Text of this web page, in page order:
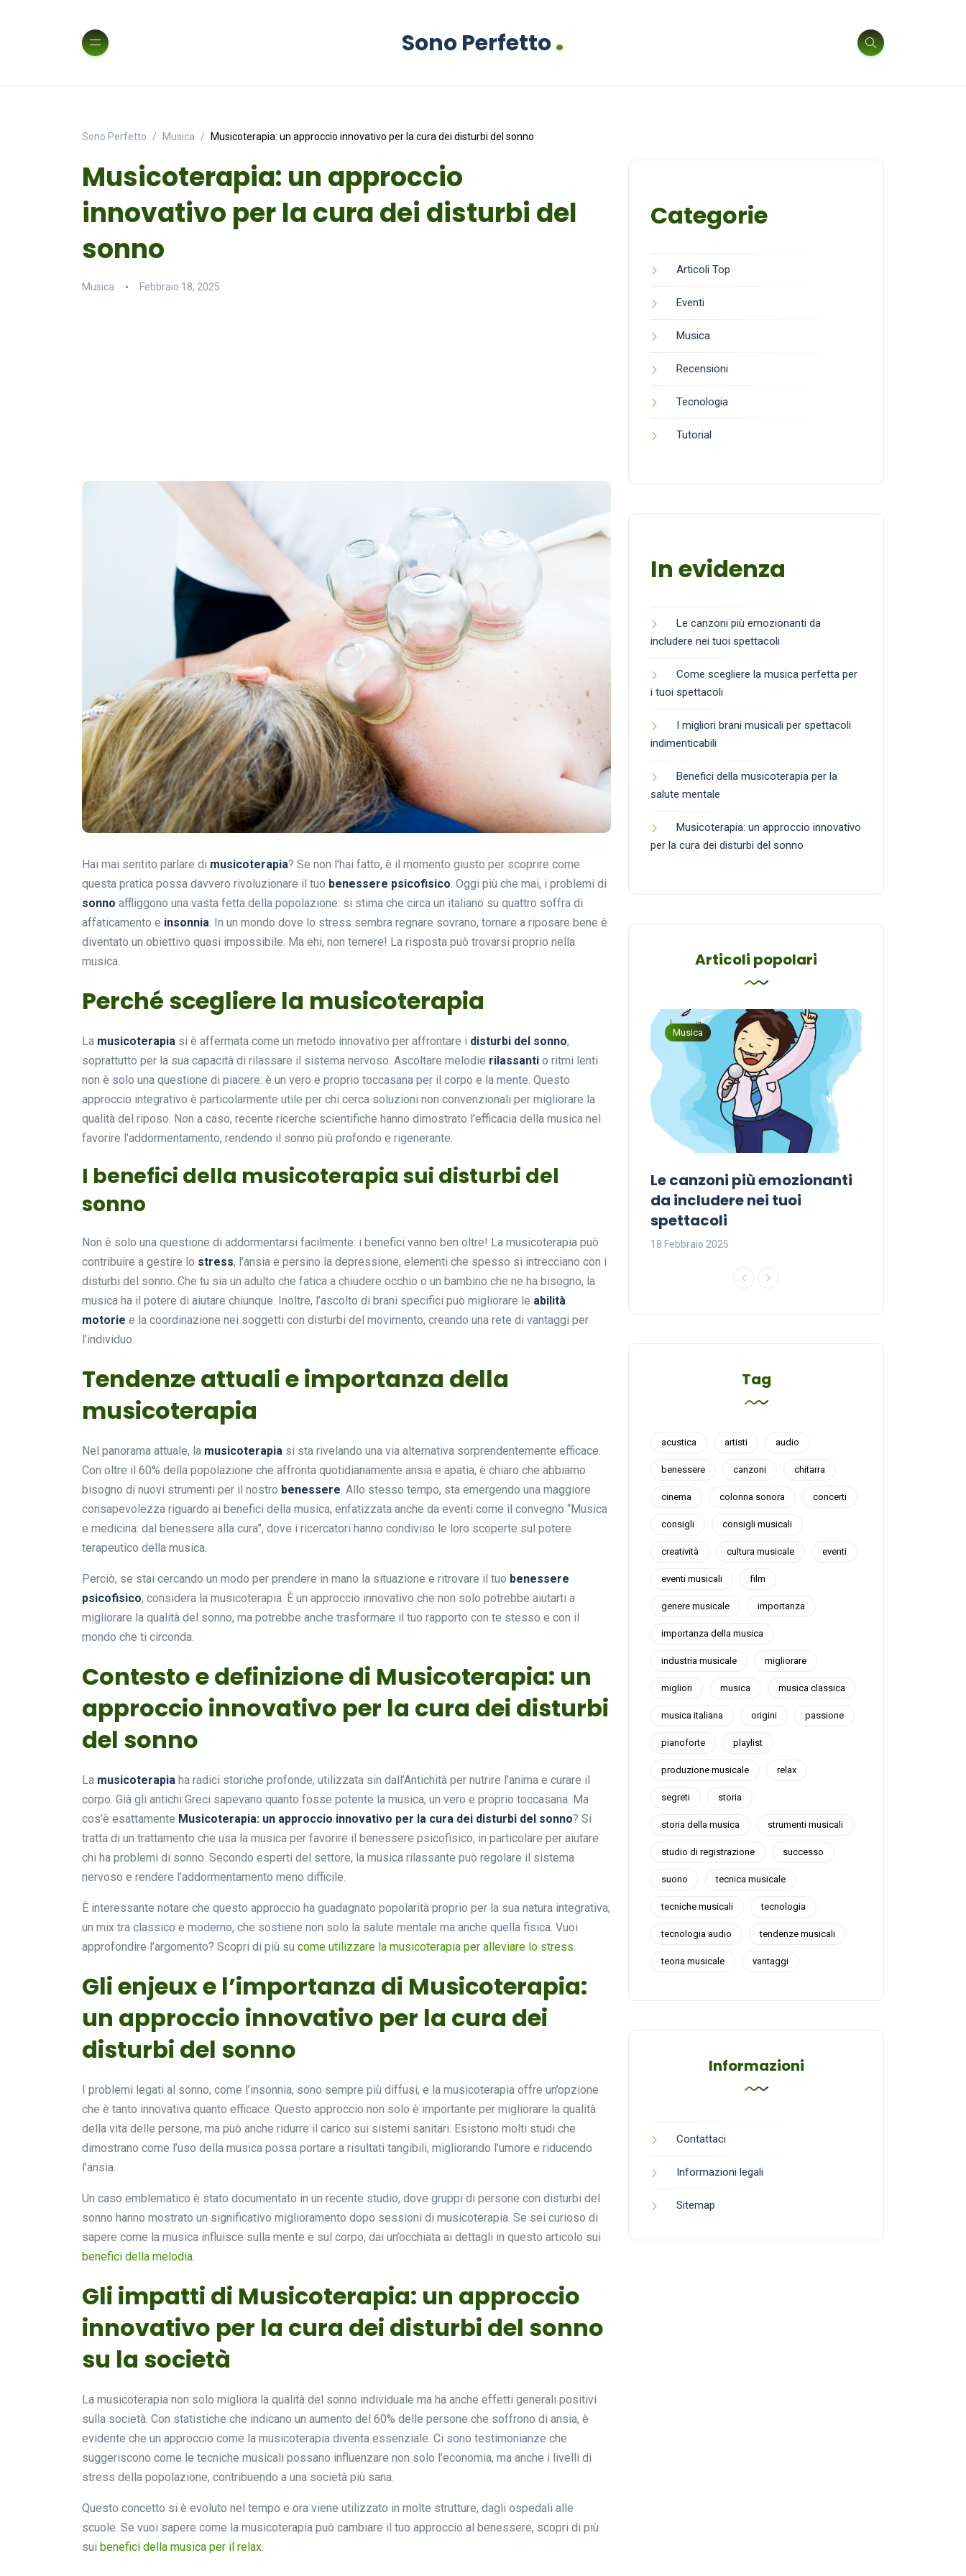
Sono Perfetto.
Sono Perfetto Musica Musicoterapia: un approccio innovativo per la cura dei disturbi del sonno
Musicoterapia: un approccio
innovativo per la cura dei disturbi del
sonno
Musica Febbraio 18, 2025
Hai mai sentito parlare di musicoterapia? Se non l’hai fatto, è il momento giusto per scoprire come
questa pratica possa davvero rivoluzionare il tuo benessere psicofisico. Oggi più che mai, i problemi di
sonno affliggono una vasta fetta della popolazione: si stima che circa un italiano su quattro soffra di
affaticamento e insonnia. In un mondo dove lo stress sembra regnare sovrano, tornare a riposare bene è
diventato un obiettivo quasi impossibile. Ma ehi, non temere! La risposta può trovarsi proprio nella
musica.
Perché scegliere la musicoterapia
La musicoterapia si è affermata come un metodo innovativo per affrontare i disturbi del sonno,
soprattutto per la sua capacità di rilassare il sistema nervoso. Ascoltare melodie rilassanti o ritmi lenti
non è solo una questione di piacere: è un vero e proprio toccasana per il corpo e la mente. Questo
approccio integrativo è particolarmente utile per chi cerca soluzioni non convenzionali per migliorare la
qualità del riposo. Non a caso, recente ricerche scientifiche hanno dimostrato l’efficacia della musica nel
favorire l’addormentamento, rendendo il sonno più profondo e rigenerante.
I benefici della musicoterapia sui disturbi del
sonno
Non è solo una questione di addormentarsi facilmente: i benefici vanno ben oltre! La musicoterapia può
contribuire a gestire lo stress, l’ansia e persino la depressione, elementi che spesso si intrecciano con i
disturbi del sonno. Che tu sia un adulto che fatica a chiudere occhio o un bambino che ne ha bisogno, la
musica ha il potere di aiutare chiunque. Inoltre, l’ascolto di brani specifici può migliorare le abilità
motorie e la coordinazione nei soggetti con disturbi del movimento, creando una rete di vantaggi per
l’individuo.
Tendenze attuali e importanza della
musicoterapia
Nel panorama attuale, la musicoterapia si sta rivelando una via alternativa sorprendentemente efficace.
Con oltre il 60% della popolazione che affronta quotidianamente ansia e apatia, è chiaro che abbiamo
bisogno di nuovi strumenti per il nostro benessere. Allo stesso tempo, sta emergendo una maggiore
consapevolezza riguardo ai benefici della musica, enfatizzata anche da eventi come il convegno “Musica
e medicina: dal benessere alla cura”, dove i ricercatori hanno condiviso le loro scoperte sul potere
terapeutico della musica.
Perciò, se stai cercando un modo per prendere in mano la situazione e ritrovare il tuo benessere
psicofisico, considera la musicoterapia. È un approccio innovativo che non solo potrebbe aiutarti a
migliorare la qualità del sonno, ma potrebbe anche trasformare il tuo rapporto con te stesso e con il
mondo che ti circonda.
Contesto e definizione di Musicoterapia: un
approccio innovativo per la cura dei disturbi
del sonno
La musicoterapia ha radici storiche profonde, utilizzata sin dall’Antichità per nutrire l’anima e curare il
corpo. Già gli antichi Greci sapevano quanto fosse potente la musica, un vero e proprio toccasana. Ma
cos’è esattamente Musicoterapia: un approccio innovativo per la cura dei disturbi del sonno? Si
tratta di un trattamento che usa la musica per favorire il benessere psicofisico, in particolare per aiutare
chi ha problemi di sonno. Secondo esperti del settore, la musica rilassante può regolare il sistema
nervoso e rendere l’addormentamento meno difficile.
È interessante notare che questo approccio ha guadagnato popolarità proprio per la sua natura integrativa;
un mix tra classico e moderno, che sostiene non solo la salute mentale ma anche quella fisica. Vuoi
approfondire l’argomento? Scopri di più su come utilizzare la musicoterapia per alleviare lo stress.
Gli enjeux e l’importanza di Musicoterapia:
un approccio innovativo per la cura dei
disturbi del sonno
I problemi legati al sonno, come l’insonnia, sono sempre più diffusi, e la musicoterapia offre un’opzione
che è tanto innovativa quanto efficace. Questo approccio non solo è importante per migliorare la qualità
della vita delle persone, ma può anche ridurre il carico sui sistemi sanitari. Esistono molti studi che
dimostrano come l’uso della musica possa portare a risultati tangibili, migliorando l’umore e riducendo
l’ansia.
Un caso emblematico è stato documentato in un recente studio, dove gruppi di persone con disturbi del
sonno hanno mostrato un significativo miglioramento dopo sessioni di musicoterapia. Se sei curioso di
sapere come la musica influisce sulla mente e sul corpo, dai un’occhiata ai dettagli in questo articolo sui
benefici della melodia.
Gli impatti di Musicoterapia: un approccio
innovativo per la cura dei disturbi del sonno
su la società
La musicoterapia non solo migliora la qualità del sonno individuale ma ha anche effetti generali positivi
sulla società. Con statistiche che indicano un aumento del 60% delle persone che soffrono di ansia, è
evidente che un approccio come la musicoterapia diventa essenziale. Ci sono testimonianze che
suggeriscono come le tecniche musicali possano influenzare non solo l’economia, ma anche i livelli di
stress della popolazione, contribuendo a una società più sana.
Questo concetto si è evoluto nel tempo e ora viene utilizzato in molte strutture, dagli ospedali alle
scuole. Se vuoi sapere come la musicoterapia può cambiare il tuo approccio al benessere, scopri di più
sui benefici della musica per il relax.
Categorie
Articoli Top
Eventi
Musica
Recensioni
Tecnologia
Tutorial
In evidenza
Le canzoni più emozionanti da
includere nei tuoi spettacoli
Come scegliere la musica perfetta per
i tuoi spettacoli
I migliori brani musicali per spettacoli
indimenticabili
Benefici della musicoterapia per la
salute mentale
Musicoterapia: un approccio innovativo
per la cura dei disturbi del sonno
Articoli popolari
Musicoterapia: un
18 Febbraio 2025
Musica
Le canzoni più emozionanti
da includere nei tuoi
spettacoli
18 Febbraio 2025
Tag
acustica artisti audio
benessere canzoni chitarra
cinema colonna sonora concerti
consigli consigli musicali
creatività cultura musicale eventi
eventi musicali film
genere musicale importanza
importanza della musica
industria musicale migliorare
migliori musica musica classica
musica italiana origini passione
pianoforte playlist
produzione musicale relax
segreti storia
storia della musica strumenti musicali
studio di registrazione successo
suono tecnica musicale
tecniche musicali tecnologia
tecnologia audio tendenze musicali
teoria musicale vantaggi
Informazioni
Contattaci
Informazioni legali
Sitemap